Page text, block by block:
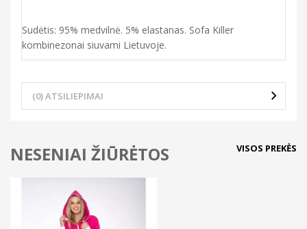
Sudėtis: 95% medvilnė. 5% elastanas. Sofa Killer
kombinezonai siuvami Lietuvoje.
(0) ATSILIEPIMAI
NESENIAI ŽIŪRĖTOS VISOS PREKĖS